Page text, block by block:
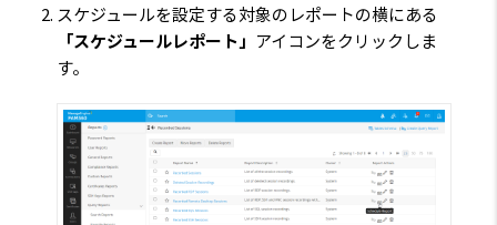
スケジュールを設定する対象のレポートの横にある
「スケジュールレポート」 アイコンをクリックしま
す。